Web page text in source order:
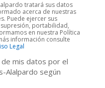
tratará sus datos
acerca de nuestras
Puede ejercer sus
portabilidad,
en nuestra Política
información consulte
Legal
mis datos por el
Alalpardo según